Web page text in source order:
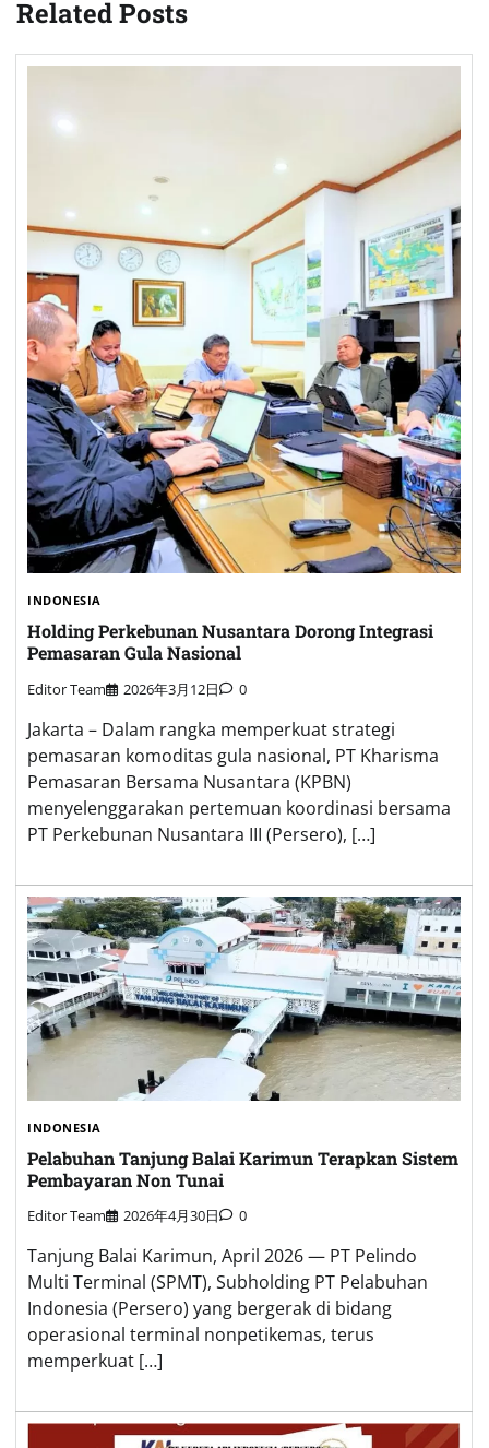
Related Posts
INDONESIA
Holding Perkebunan Nusantara Dorong Integrasi
Pemasaran Gula Nasional
Editor Team 2026年3月12日 0
Jakarta – Dalam rangka memperkuat strategi
pemasaran komoditas gula nasional, PT Kharisma
Pemasaran Bersama Nusantara (KPBN)
menyelenggarakan pertemuan koordinasi bersama
PT Perkebunan Nusantara III (Persero), […]
INDONESIA
Pelabuhan Tanjung Balai Karimun Terapkan Sistem
Pembayaran Non Tunai
Editor Team 2026年4月30日 0
Tanjung Balai Karimun, April 2026 — PT Pelindo
Multi Terminal (SPMT), Subholding PT Pelabuhan
Indonesia (Persero) yang bergerak di bidang
operasional terminal nonpetikemas, terus
memperkuat […]